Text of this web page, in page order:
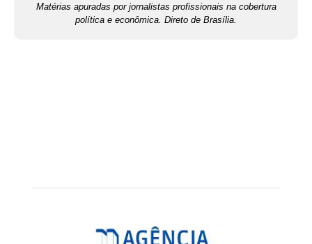
Matérias apuradas por jornalistas profissionais na cobertura
política e econômica. Direto de Brasília.